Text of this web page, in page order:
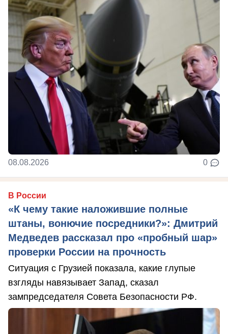
08.08.2026 0
В России
«К чему такие наложившие полные
штаны, вонючие посредники?»: Дмитрий
Медведев рассказал про «пробный шар»
проверки России на прочность
Ситуация с Грузией показала, какие глупые
взгляды навязывает Запад, сказал
зампредседателя Совета Безопасности РФ.